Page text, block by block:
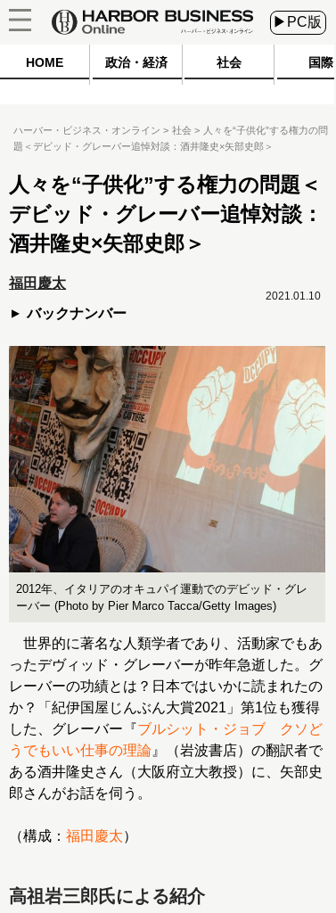
▶PC版
HOME 政治・経済 社会 国際
ハーバー・ビジネス・オンライン 社会
人々を“子供化”する権力の問
題＜デビッド・グレーバー追悼対談：酒井隆史×矢部史郎＞
人々を“子供化”する権力の問題＜
デビッド・グレーバー追悼対談：
酒井隆史×矢部史郎＞
福田慶太
バックナンバー
2021.01.10
2012年、イタリアのオキュパイ運動でのデビッド・グレ
ーバー (Photo by Pier Marco Tacca/Getty Images)
世界的に著名な人類学者であり、活動家でもあ
ったデヴィッド・グレーバーが昨年急逝した。グ
レーバーの功績とは？日本ではいかに読まれたの
か？「紀伊国屋じんぶん大賞2021」第1位も獲得
した、グレーバー『ブルシット・ジョブ クソど
うでもいい仕事の理論 』（岩波書店）の翻訳者で
ある酒井隆史さん（大阪府立大教授）に、矢部史
郎さんがお話を伺う。
（構成： 福田慶太）
高祖岩三郎氏による紹介